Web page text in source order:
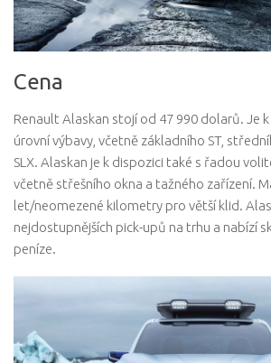
Cena
Renault Alaskan stojí od 47 990 dolarů. Je
úrovní výbavy, včetně základního ST,
SLX. Alaskan je k dispozici také s řadou
včetně střešního okna a tažného zařízení.
let/neomezené kilometry pro větší klid.
nejdostupnějších pick-upů na trhu a nabízí
peníze.